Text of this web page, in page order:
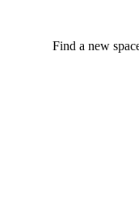
Find a new